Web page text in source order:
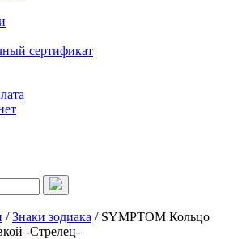
сертификат
/Знаки зодиака / SYMPTOM Кольцо
-Стрелец-